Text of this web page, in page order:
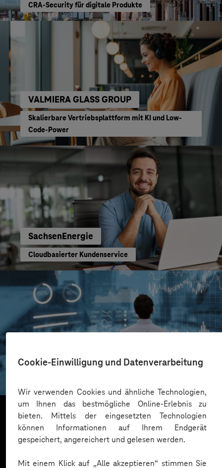
Cookie-Einwilligung und Datenverarbeitung
Wir verwenden Cookies und ähnliche Technologien,
um Ihnen das bestmögliche Online-Erlebnis zu
bieten. Mittels der eingesetzten Technologien
können Informationen auf Ihrem Endgerät
gespeichert, angereichert und gelesen werden.
Mit einem Klick auf „Alle akzeptieren“ stimmen Sie
CRA-Security für digitale Produkte
VALMIERA GLASS GROUP
Skalierbare Vertriebsplattform mit KI und Low-
Code-Power
SachsenEnergie
Cloudbasierter Kundenservice
AOK Rheinland/Hamburg
Mehr laden